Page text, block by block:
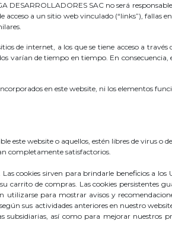
SAC no será
a un sitio web vinculado (“links”), fallas
de internet, a los que se tiene acceso a través
varían de tiempo en tiempo. En consecuencia,
en este website, ni los elementos
este website o aquellos, estén libres de virus o
completamente satisfactorios.
cookies sirven para brindarle beneficios a los
de compras. Las cookies persistentes
utilizarse para mostrar avisos y
sus actividades anteriores en nuestro
así como para mejorar nuestros